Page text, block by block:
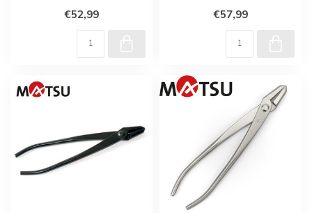
€52,99 €57,99